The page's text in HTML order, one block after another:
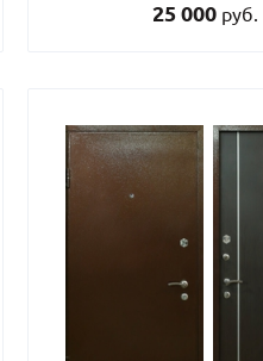
25 000 руб.